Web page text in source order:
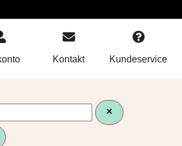
Kontakt Kundeservice